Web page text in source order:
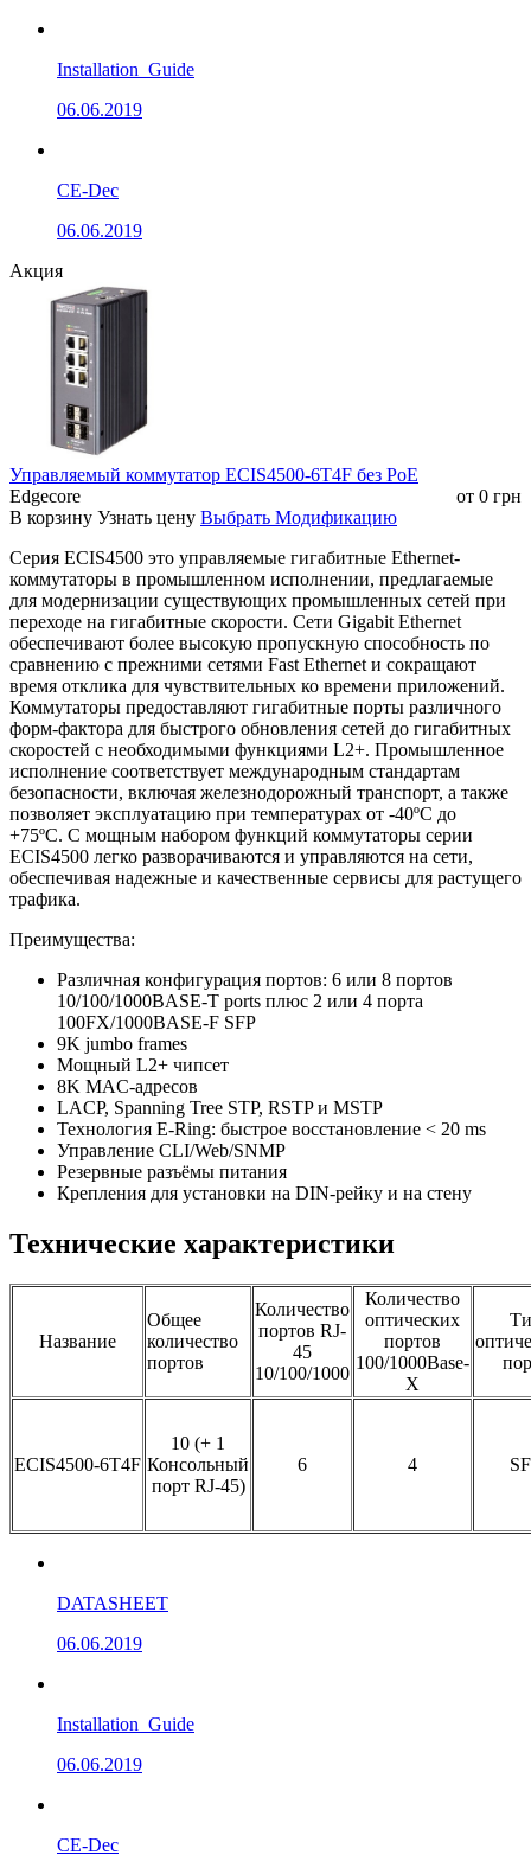
Installation_Guide
06.06.2019
CE-Dec
06.06.2019
Акция
Управляемый коммутатор ECIS4500-6T4F без РоЕ
Edgecore
от 0 грн
В корзину Узнать цену Выбрать Модификацию
Серия ECIS4500 это управляемые гигабитные Ethernet-
коммутаторы в промышленном исполнении, предлагаемые
для модернизации существующих промышленных сетей при
переходе на гигабитные скорости. Сети Gigabit Ethernet
обеспечивают более высокую пропускную способность по
сравнению с прежними сетями Fast Ethernet и сокращают
время отклика для чувствительных ко времени приложений.
Коммутаторы предоставляют гигабитные порты различного
форм-фактора для быстрого обновления сетей до гигабитных
скоростей с необходимыми функциями L2+. Промышленное
исполнение соответствует международным стандартам
безопасности, включая железнодорожный транспорт, а также
позволяет эксплуатацию при температурах от -40ºC до
+75ºC. С мощным набором функций коммутаторы серии
ECIS4500 легко разворачиваются и управляются на сети,
обеспечивая надежные и качественные сервисы для растущего
трафика.
Преимущества:
Различная конфигурация портов: 6 или 8 портов
10/100/1000BASE-T ports плюс 2 или 4 порта
100FX/1000BASE-F SFP
9K jumbo frames
Мощный L2+ чипсет
8K MAC-адресов
LACP, Spanning Tree STP, RSTP и MSTP
Технология E-Ring: быстрое восстановление < 20 ms
Управление CLI/Web/SNMP
Резервные разъёмы питания
Крепления для установки на DIN-рейку и на стену
Технические характеристики
Название
Общее
количество
портов
Количество
портов RJ-
45
10/100/1000
Количество
оптических
портов
100/1000Base-
X
ECIS4500-6T4F
10 (+ 1
Консольный
порт RJ-45)
6 4
DATASHEET
06.06.2019
Installation_Guide
06.06.2019
CE-Dec